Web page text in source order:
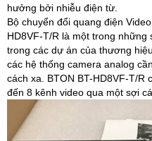
hưởng bởi nhiễu điện từ.
Bộ chuyển đổi quang điện
HD8VF-T/R là một trong
trong các dự án của thương
các hệ thống camera analog
cách xa. BTON BT-HD8VF-T/R
đến 8 kênh video qua một sợi